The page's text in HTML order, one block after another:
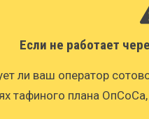
Если не работает
ли ваш опе­ра­тор
тафи­но­го пла­на